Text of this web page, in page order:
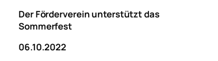
Der Förderverein unterstützt das
Sommerfest
06.10.2022